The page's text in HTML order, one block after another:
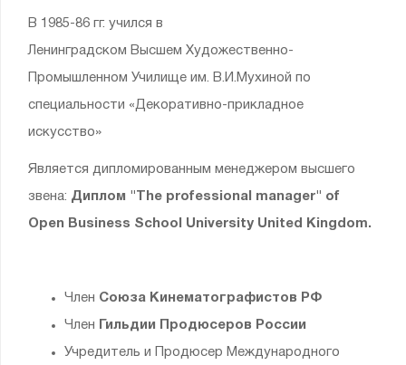
В 1985-86 гг. учился в
Ленинградском Высшем Художественно-
Промышленном Училище им. В.И.Мухиной по
специальности «Декоративно-прикладное
искусство»
Является дипломированным менеджером высшего
звена: Диплом "The professional manager" of
Open Business School University United Kingdom.
Член Союза Кинематографистов РФ
Член Гильдии Продюсеров России
Учредитель и Продюсер Международного